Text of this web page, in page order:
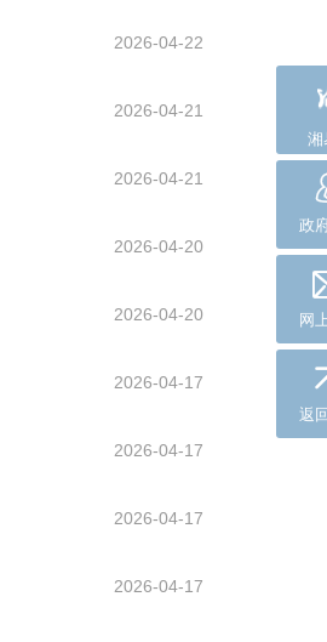
2026-04-22
2026-04-21
2026-04-21
2026-04-20
2026-04-20
2026-04-17
2026-04-17
2026-04-17
2026-04-17
湘
政
网
返